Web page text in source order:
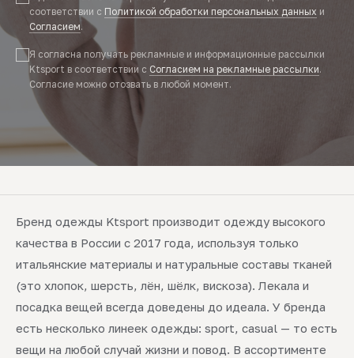
соответствии с Политикой обработки персональных данных и
Согласием.
Я согласна получать рекламные и информационные рассылки
Ktsport в соответствии с Согласием на рекламные рассылки.
Согласие можно отозвать в любой момент.
Бренд одежды Ktsport производит одежду высокого
качества в России с 2017 года, используя только
итальянские материалы и натуральные составы тканей
(это хлопок, шерсть, лён, шёлк, вискоза). Лекала и
посадка вещей всегда доведены до идеала. У бренда
есть несколько линеек одежды: sport, casual — то есть
вещи на любой случай жизни и повод. В ассортименте